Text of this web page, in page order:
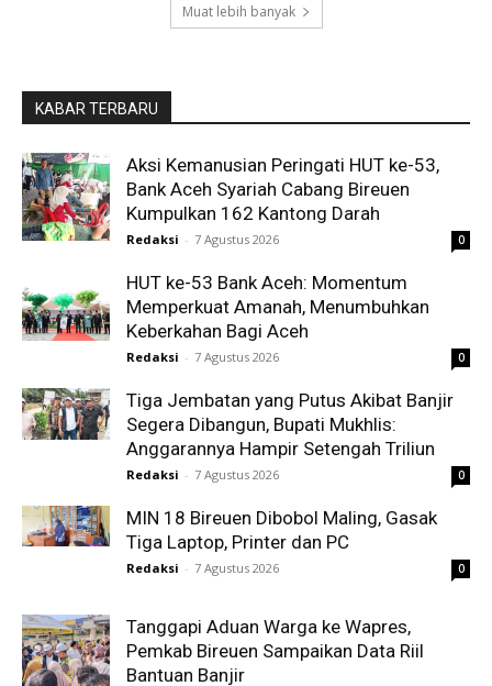
Muat lebih banyak
KABAR TERBARU
Aksi Kemanusian Peringati HUT ke-53,
Bank Aceh Syariah Cabang Bireuen
Kumpulkan 162 Kantong Darah
Redaksi - 7 Agustus 2026 0
HUT ke-53 Bank Aceh: Momentum
Memperkuat Amanah, Menumbuhkan
Keberkahan Bagi Aceh
Redaksi - 7 Agustus 2026 0
Tiga Jembatan yang Putus Akibat Banjir
Segera Dibangun, Bupati Mukhlis:
Anggarannya Hampir Setengah Triliun
Redaksi - 7 Agustus 2026 0
MIN 18 Bireuen Dibobol Maling, Gasak
Tiga Laptop, Printer dan PC
Redaksi - 7 Agustus 2026 0
Tanggapi Aduan Warga ke Wapres,
Pemkab Bireuen Sampaikan Data Riil
Bantuan Banjir